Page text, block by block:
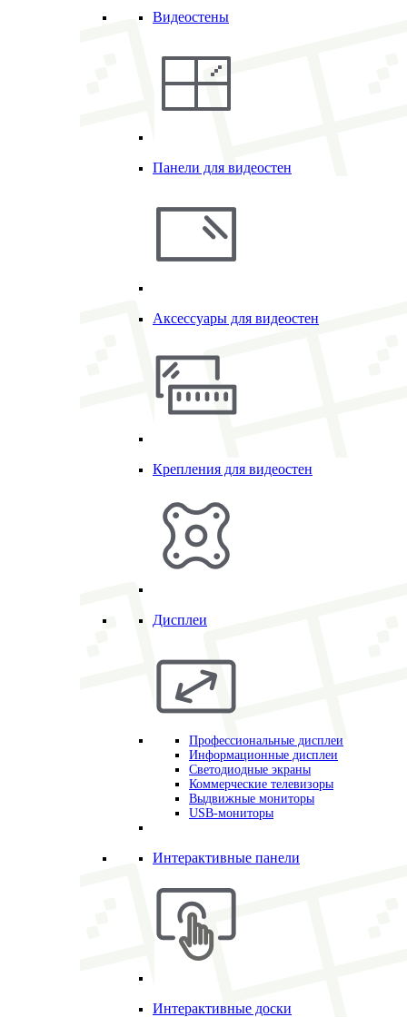
Видеостены
Панели для видеостен
Аксессуары для видеостен
Крепления для видеостен
Дисплеи
Профессиональные дисплеи
Информационные дисплеи
Светодиодные экраны
Коммерческие телевизоры
Выдвижные мониторы
USB-мониторы
Интерактивные панели
Интерактивные доски